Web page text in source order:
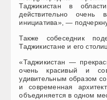
Таджикистан в
действительно очень
инициатива», —
Также собеседник
Таджикистане и его
«Таджикистан —
очень красивый и
удивительным образом
и современная
объединяется в одном